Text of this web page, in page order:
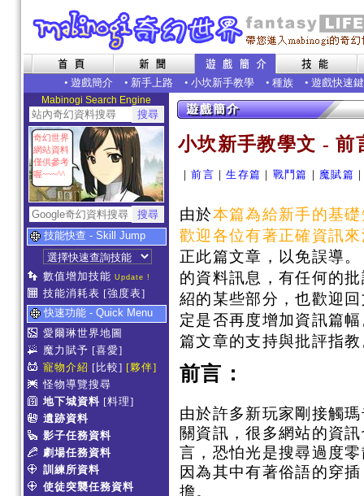
• 遊戲簡介 • 新手上路 • 小坎新手教學 • 種族 • 遊戲快速鍵
Mabinogi Search Engine
奇幻世界
網站資料
僅供參考
喔~~~^^
技能快查 - Skill Jump
數值增加技能 Update !
技能消耗表 [強度表]
快速功能 - Quick Menu
愛爾琳世界地圖
魔力賦予 [喜愛]
寵物介紹 [比較] [夥伴]
怪物導覽搜尋
地下城資料 [料理]
遺跡資料
影子任務資料
劇場任務資料
訓練所資料
使徒突襲任務資料
小坎新手教學文 - 前
｜前言 ｜生存篇 ｜ 戰鬥篇 ｜ 魔賦篇
由於本篇為給新手的基
歡迎各位有著正確資訊
正此篇文章，以免誤導
的資料訊息，有任何的
紹的某些部分，也歡迎
定是否再度增加資訊篇
篇文章的支持與批評指
前言：
由於許多新玩家剛接觸
關資訊，很多網站的資
言，恐怕光是搜尋過度
因為其中有著俗語的穿
擔。